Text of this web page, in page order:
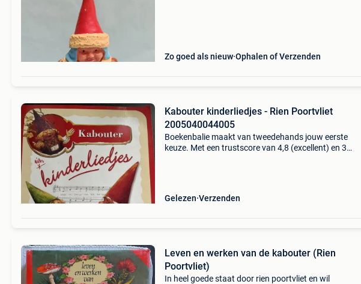
Zo goed als nieuw Ophalen of Verzenden
Kabouter kinderliedjes - Rien Poortvliet
2005040044005
Boekenbalie maakt van tweedehands jouw eerste
keuze. Met een trustscore van 4,8 (excellent) en 30
Gelezen Verzenden
Leven en werken van de kabouter (Rien
Poortvliet)
In heel goede staat door rien poortvliet en wil